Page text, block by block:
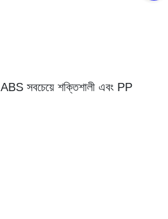
ABS সবচেয়ে শক্তিশালী এবং PP